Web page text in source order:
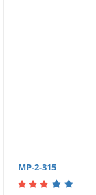
МР-2-315